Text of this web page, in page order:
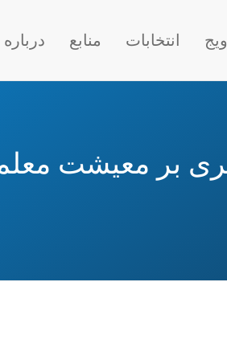
انتخابات منابع درباره
بر معیشت